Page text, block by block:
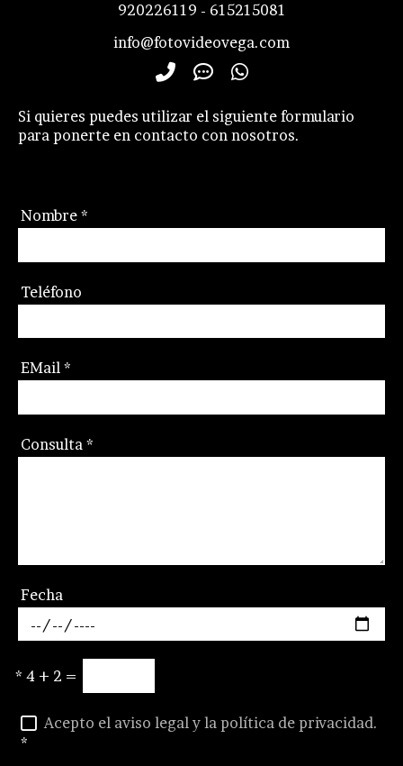
920226119 - 615215081
info@fotovideovega.com
Si quieres puedes utilizar el siguiente formulario
para ponerte en contacto con nosotros.
Nombre *
Teléfono
EMail *
Consulta *
Fecha
* 4 + 2 =
Acepto el aviso legal y la política de privacidad.
*